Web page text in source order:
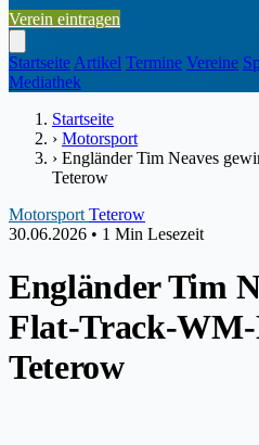
Verein eintragen
Startseite Artikel Termine Vereine
Mediathek
Startseite
› Motorsport
› Engländer Tim Neaves
Teterow
Motorsport Teterow
30.06.2026 • 1 Min Lesezeit
Engländer Tim
Flat-Track-
Teterow